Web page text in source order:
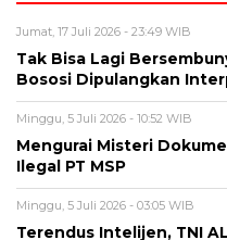
Jumat, 17 Juli 2026 - 23:49 WIB
Tak Bisa Lagi
Bososi Dipulangkan
Minggu, 5 Juli 2026 - 10:52 WIB
Mengurai Misteri
Ilegal PT MSP
Minggu, 5 Juli 2026 - 03:05 WIB
Terendus Intelijen, TNI